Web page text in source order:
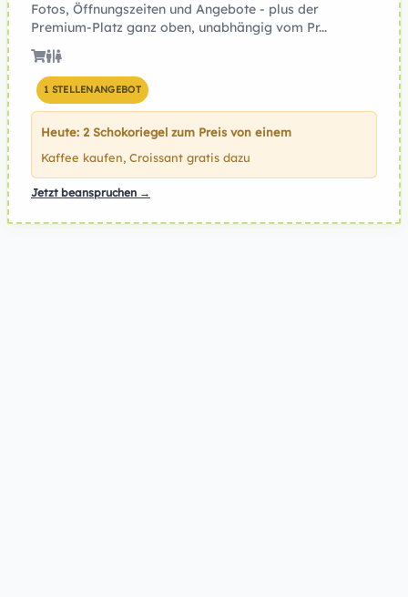
Fotos, Öffnungszeiten und Angebote - plus der
Premium-Platz ganz oben, unabhängig vom Pr...
1 STELLENANGEBOT
Heute: 2 Schokoriegel zum Preis von einem
Kaffee kaufen, Croissant gratis dazu
Jetzt beanspruchen →